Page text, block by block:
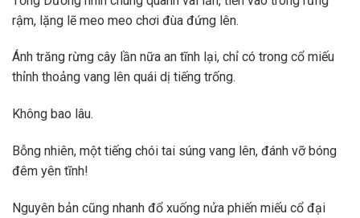
rậm, lặng lẽ meo meo chơi đùa đứng lên.
Ánh trăng rừng cây lần nữa an tĩnh lại, chỉ có trong cổ miếu
thỉnh thoảng vang lên quái dị tiếng trống.
Không bao lâu.
Bỗng nhiên, một tiếng chói tai súng vang lên, đánh vỡ bóng
đêm yên tĩnh!
Nguyên bản cũng nhanh đổ xuống nửa phiến miếu cổ đại